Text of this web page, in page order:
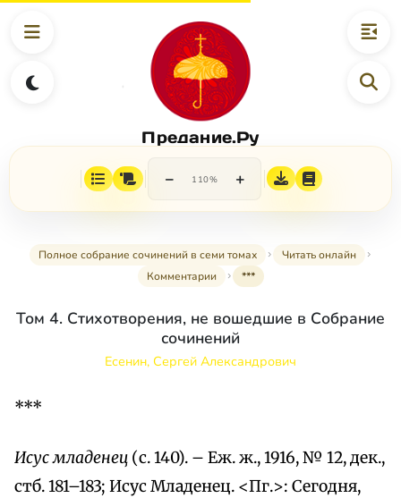
Предание.Ру
− 110% +
Полное собрание сочинений в семи томах
Читать онлайн
Комментарии
***
Том 4. Стихотворения, не вошедшие в Собрание
сочинений
Есенин, Сергей Александрович
***
Исус младенец (с. 140). – Еж. ж., 1916, № 12, дек.,
стб. 181–183; Исус Младенец. <Пг.>: Сегодня,